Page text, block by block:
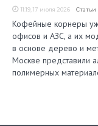
11:19, 17 июля 2026 Статьи
Кофейные корнеры
офисов и АЗС, а их
в основе дерево и
Москве представили
полимерных